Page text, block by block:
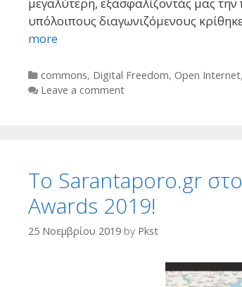
υπόλοιπους διαγωνιζόμενους
more
Categories
commons, Digital Freedom, Open Internet,
Leave a comment
Το Sarantaporo.gr
Awards 2019!
25 Νοεμβρίου 2019 by Pkst